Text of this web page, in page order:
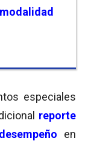
modalidad
especiales
reporte
desempeño en